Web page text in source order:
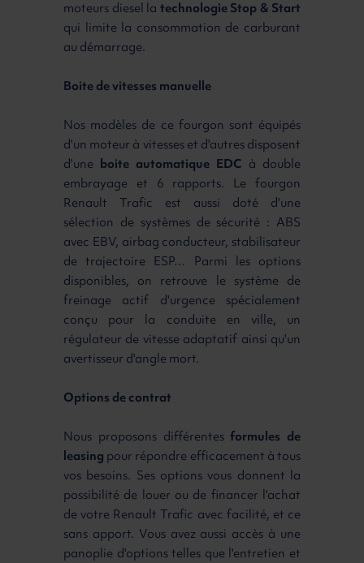
moteurs diesel latechnologie Stop & Start
qui limite la consommation de carburant
au démarrage.
Boite de vitesses manuelle
Nos modèles de ce fourgon sont équipés
d'un moteur à vitesses et d'autres disposent
d'une boite automatique EDC à double
embrayage et 6 rapports. Le fourgon
Renault Trafic est aussi doté d'une
sélection de systèmes de sécurité : ABS
avec EBV, airbag conducteur, stabilisateur
de trajectoire ESP… Parmi les options
disponibles, on retrouve le système de
freinage actif d'urgence spécialement
conçu pour la conduite en ville, un
régulateur de vitesse adaptatif ainsi qu'un
avertisseur d'angle mort.
Options de contrat
Nous proposons différentesformules de
leasingpour répondre efficacement à tous
vos besoins. Ses options vous donnent la
possibilité de louer ou de financer l'achat
de votre Renault Trafic avec facilité, et ce
sans apport. Vous avez aussi accès à une
panoplie d'options telles que l'entretien et